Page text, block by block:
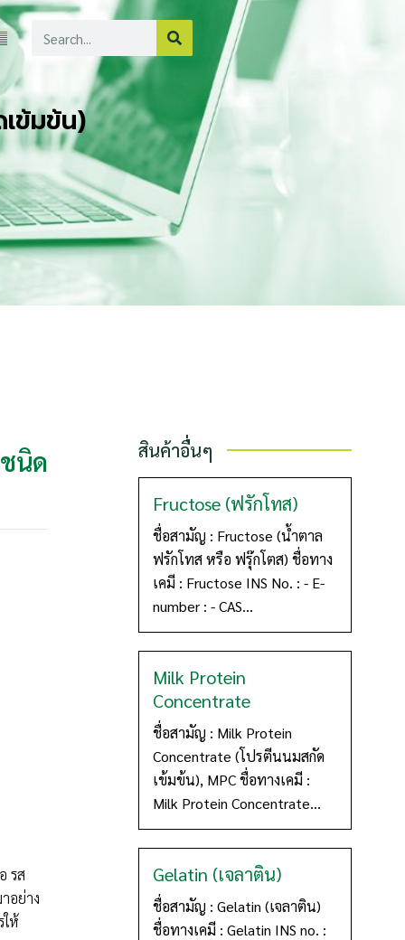
ข้มข้น)
นิด
รส
อย่าง
ให้
สินค้าอื่นๆ
Fructose (ฟรักโทส)
ชื่อสามัญ : Fructose (น้ำตาล
ฟรักโทส หรือ ฟรุ๊กโตส) ชื่อทาง
เคมี : Fructose INS No. : - E-
number : - CAS...
Milk Protein
Concentrate
ชื่อสามัญ : Milk Protein
Concentrate (โปรตีนนมสกัด
เข้มข้น), MPC ชื่อทางเคมี :
Milk Protein Concentrate...
Gelatin (เจลาติน)
ชื่อสามัญ : Gelatin (เจลาติน)
ชื่อทางเคมี : Gelatin INS no. :